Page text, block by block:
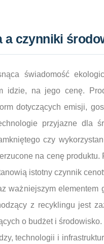
a czynniki
świadomość
idzie, na jego cenę.
dotyczących emisji,
przyjazne dla
czy
na cenę
istotny czynnik
ważniejszym elementem
z recyklingu jest
o budżet i
technologii i